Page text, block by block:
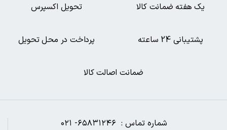
ضمانت اصالت کالا
پرداخت در محل تحویل پشتیبانی 24 ساعته
تحویل اکسپرس یک هفته ضمانت کالا
شماره تماس : ۶۵۸۳۱۲۴۶- ۰۲۱